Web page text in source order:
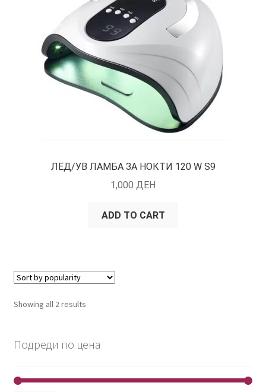
ЛЕД/УВ ЛАМБА ЗА НОКТИ 120 W S9
1,000 ДЕН
ADD TO CART
Showing all 2 results
Подреди по цена